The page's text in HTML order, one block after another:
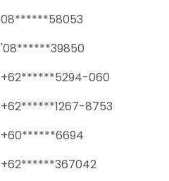
08******58053
'08******39850
+62******5294-060
+62******1267-8753
+60******6694
+62******367042